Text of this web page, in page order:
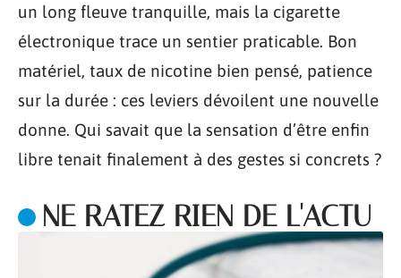
un long fleuve tranquille, mais la cigarette
électronique trace un sentier praticable. Bon
matériel, taux de nicotine bien pensé, patience
sur la durée : ces leviers dévoilent une nouvelle
donne. Qui savait que la sensation d’être enfin
libre tenait finalement à des gestes si concrets ?
NE RATEZ RIEN DE L'ACTU